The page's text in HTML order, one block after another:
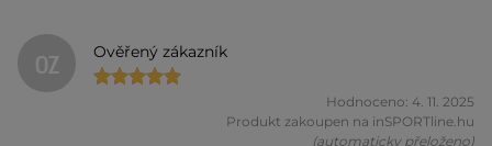
OZ Ověřený zákazník
Hodnoceno: 4. 11. 2025
Produkt zakoupen na inSPORTline.hu
(automaticky přeloženo)